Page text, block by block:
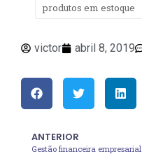
produtos em estoque
victor abril 8, 2019
ANTERIOR